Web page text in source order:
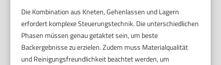
Die Kombination aus Kneten, Gehenlassen und Lagern
erfordert komplexe Steuerungstechnik. Die unterschiedlichen
Phasen müssen genau getaktet sein, um beste
Backergebnisse zu erzielen. Zudem muss Materialqualität
und Reinigungsfreundlichkeit beachtet werden, um